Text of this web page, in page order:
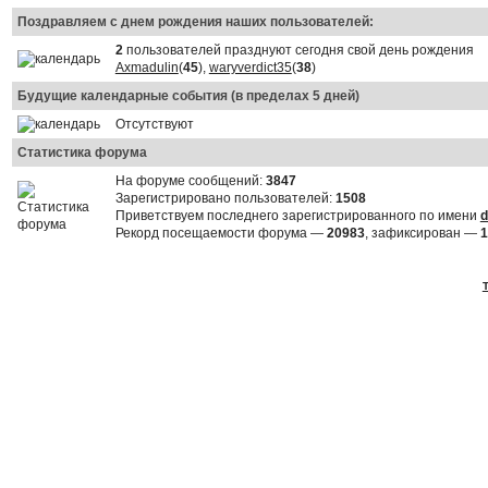
Поздравляем с днем рождения наших пользователей:
2пользователей празднуют сегодня свой день рождения
Axmadulin(45), waryverdict35(38)
Будущие календарные события (в пределах 5 дней)
Отсутствуют
Статистика форума
На форуме сообщений: 3847
Зарегистрировано пользователей: 1508
Приветствуем последнего зарегистрированного по имени
Рекорд посещаемости форума — 20983, зафиксирован —